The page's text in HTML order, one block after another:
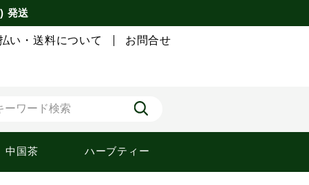
発送
い・送料について お問合せ
中国茶 ハーブティー